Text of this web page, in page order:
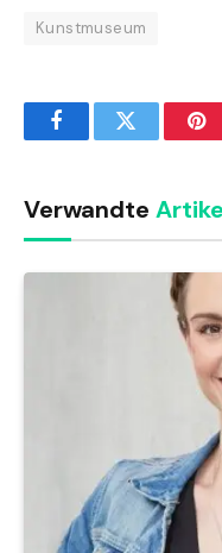
Kunstmuseum
FacebookTwitter
Verwandte